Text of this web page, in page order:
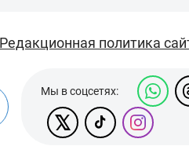
Редакционная политика
Мы в соцсетях: